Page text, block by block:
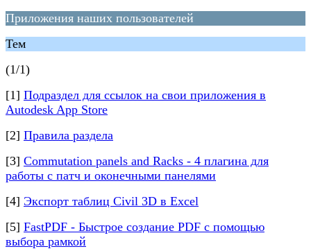
Приложения наших пользователей
Тем
(1/1)
[1] Подраздел для ссылок на свои приложения в
Autodesk App Store
[2] Правила раздела
[3] Commutation panels and Racks - 4 плагина для
работы с патч и оконечными панелями
[4] Экспорт таблиц Civil 3D в Excel
[5] FastPDF - Быстрое создание PDF с помощью
выбора рамкой